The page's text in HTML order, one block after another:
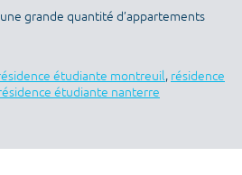
grande quantité d’appartements
étudiante montreuil, résidence
étudiante nanterre